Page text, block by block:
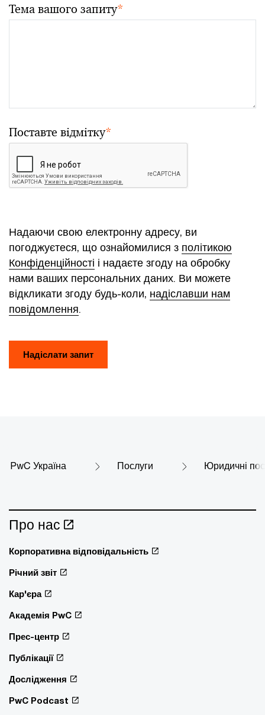
Тема вашого запиту*
Поставте відмітку*
Надаючи свою електронну адресу, ви
погоджуєтеся, що ознайомилися з політикою
Конфіденційності і надаєте згоду на обробку
нами ваших персональних даних. Ви можете
відкликати згоду будь-коли, надіславши нам
повідомлення.
Надіслати запит
PwC Україна Послуги Юридичні
Про нас
Корпоративна відповідальність
Річний звіт
Кар'єра
Академія PwC
Прес-центр
Публікації
Дослідження
PwC Podcast